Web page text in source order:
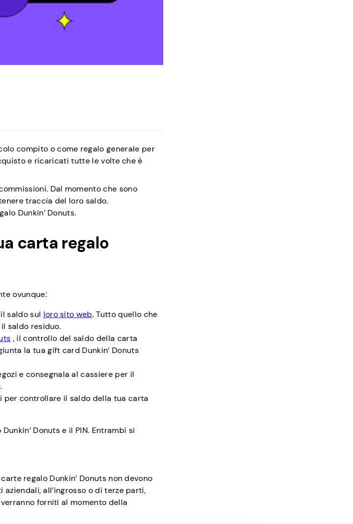
compito o come regalo generale per
e ricaricati tutte le volte che è
Dal momento che sono
traccia del loro saldo.
Dunkin’ Donuts.
carta regalo
ovunque:
saldo sul loro sito web. Tutto quello che
saldo residuo.
, il controllo del saldo della carta
la tua gift card Dunkin’ Donuts
e consegnala al cassiere per il
per controllare il saldo della tua carta
Donuts e il PIN. Entrambi si
regalo Dunkin’ Donuts non devono
all’ingrosso o di terze parti,
forniti al momento della